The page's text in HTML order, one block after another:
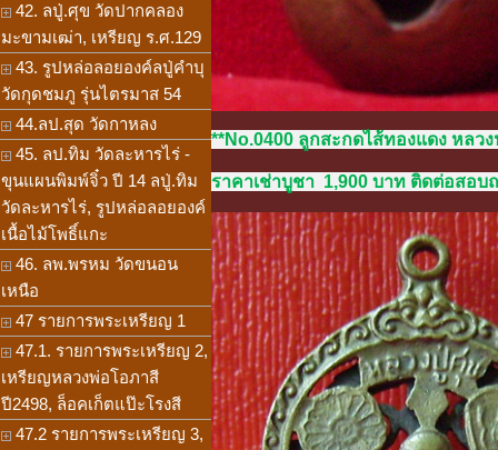
42. ลปู่.ศุข วัดปากคลอง
มะขามเฒ่า, เหรียญ ร.ศ.129
43. รูปหล่อลอยองค์ลปู่คำบุ
วัดกุดชมภู รุ่นไตรมาส 54
44.ลป.สุด วัดกาหลง
45. ลป.ทิม วัดละหารไร่ -
ขุนแผนพิมพ์จิ๋ว ปี 14 ลปู่.ทิม
วัดละหารไร่, รูปหล่อลอยองค์
เนื้อไม้โพธิ์แกะ
46. ลพ.พรหม วัดขนอน
เหนือ
47 รายการพระเหรียญ 1
47.1. รายการพระเหรียญ 2,
เหรียญหลวงพ่อโอภาสี
ปี2498, ล็อคเก็ตแป๊ะโรงสี
47.2 รายการพระเหรียญ 3,
**No.0400 ลูกสะกดไส้ทองแดง หล
ราคาเช่าบูชา 1,900 บาท ติดต่อสอบ